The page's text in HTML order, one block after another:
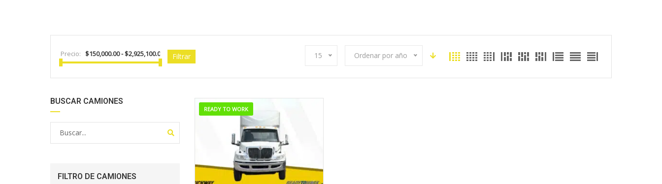
Precio: Filtrar 15 Ordenar por año
BUSCAR CAMIONES
FILTRO DE CAMIONES
READY TO WORK